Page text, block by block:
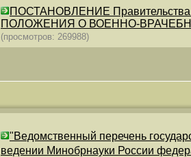
ПОСТАНОВЛЕНИЕ Правительства
ПОЛОЖЕНИЯ О ВОЕННО-
(просмотров: 269988)
"Ведомственный перечень
ведении Минобрнауки России